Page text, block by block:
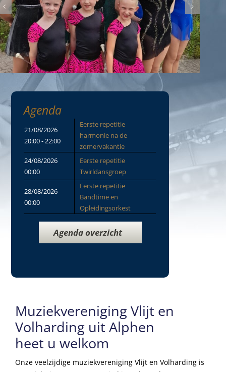
Agenda
21/08/2026
20:00 - 22:00
Eerste repetitie
harmonie na de
zomervakantie
24/08/2026
00:00
Eerste repetitie
Twirldansgroep
28/08/2026
00:00
Eerste repetitie
Bandtime en
Opleidingsorkest
Agenda overzicht
Muziekvereniging Vlijt en
Volharding uit Alphen
heet u welkom
Onze veelzijdige muziekvereniging Vlijt en Volharding is